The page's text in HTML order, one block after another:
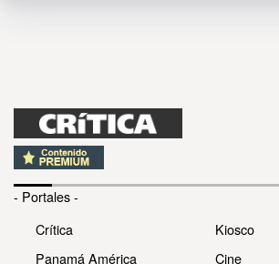
- Portales -
Crítica
Panamá América
Kiosco
Cine